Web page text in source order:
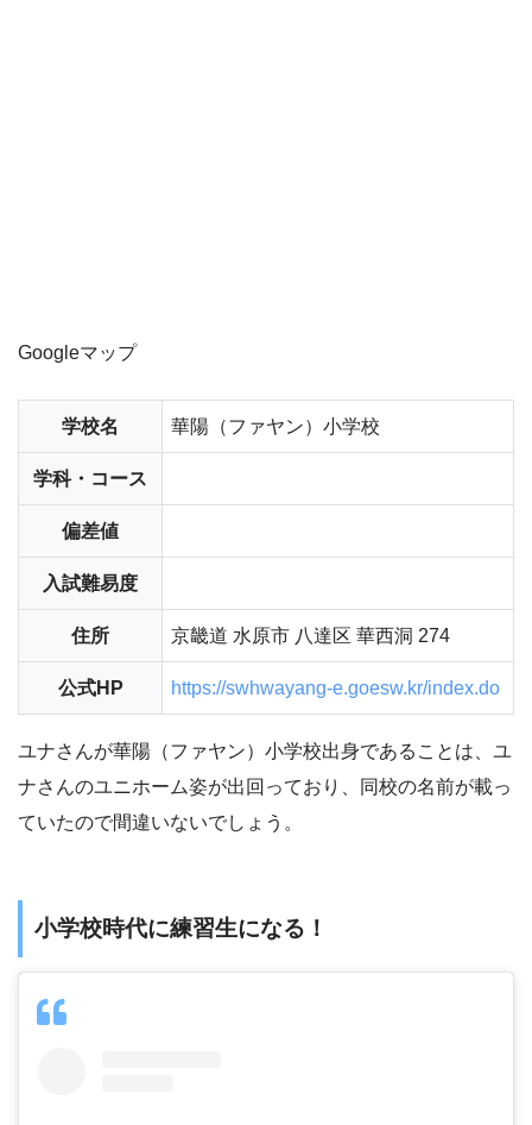
Googleマップ
学校名 華陽（ファヤン）小学校
学科・コース
偏差値
入試難易度
住所 京畿道 水原市 八達区 華西洞 274
公式HP https://swhwayang-e.goesw.kr/index.do
ユナさんが華陽（ファヤン）小学校出身であることは、ユ
ナさんのユニホーム姿が出回っており、同校の名前が載っ
ていたので間違いないでしょう。
小学校時代に練習生になる！